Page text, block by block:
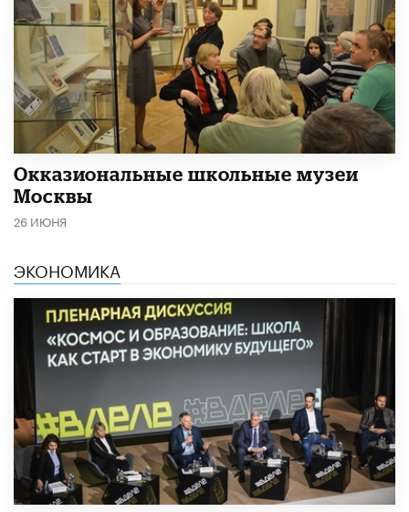
​Окказиональные школьные музеи
Москвы
26 ИЮНЯ
ЭКОНОМИКА